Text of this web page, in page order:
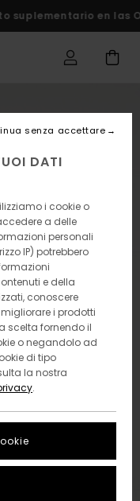
en las
DATI
i cookie o
a delle
personali
IP) potrebbero
e della
conoscere
i prodotti
scelta fornendo il
o negandolo ad
di tipo
la nostra
.
senza accettare